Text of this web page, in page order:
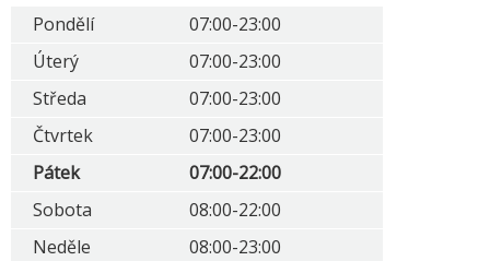
Pondělí
07:00-23:00
Úterý
07:00-23:00
Středa
07:00-23:00
Čtvrtek
07:00-23:00
Pátek
07:00-22:00
Sobota
08:00-22:00
Neděle
08:00-23:00